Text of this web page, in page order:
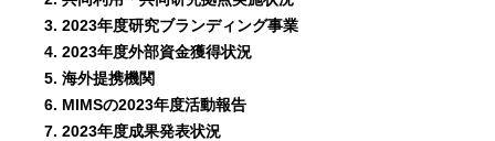
3. 2023年度研究ブランディング事業
4. 2023年度外部資金獲得状況
5. 海外提携機関
6. MIMSの2023年度活動報告
7. 2023年度成果発表状況